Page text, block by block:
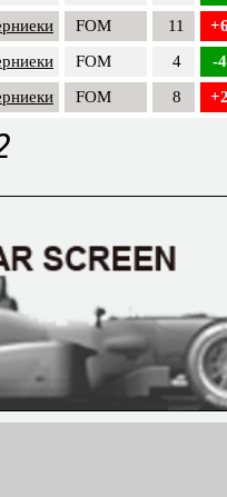
FOM 11
FOM 4
-
FOM 8